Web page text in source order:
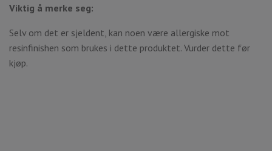
Viktig å merke seg:
Selv om det er sjeldent, kan noen være allergiske mot
resinfinishen som brukes i dette produktet. Vurder dette før
kjøp.